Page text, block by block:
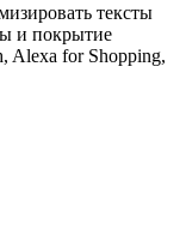
тексты
и покрытие
Alexa for Shopping,